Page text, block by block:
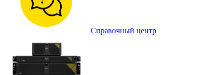
Справочный центр